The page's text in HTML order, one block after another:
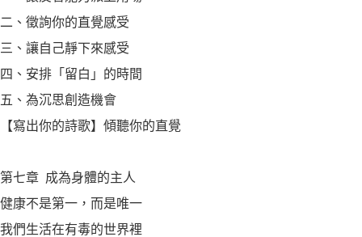
二、徵詢你的直覺感受
三、讓自己靜下來感受
四、安排「留白」的時間
五、為沉思創造機會
【寫出你的詩歌】傾聽你的直覺
第七章 成為身體的主人
健康不是第一，而是唯一
我們生活在有毒的世界裡